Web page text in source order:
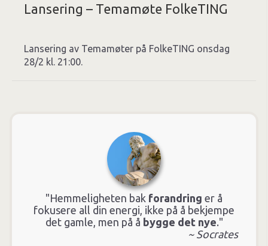
Lansering – Temamøte FolkeTING
Lansering av Temamøter på FolkeTING onsdag
28/2 kl. 21:00.
"Hemmeligheten bak forandring er å
fokusere all din energi, ikke på å bekjempe
det gamle, men på å bygge det nye."
~ Socrates